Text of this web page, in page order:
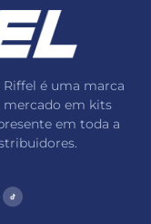
é uma marca
mercado em kits
em toda a